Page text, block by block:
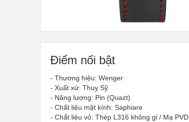
Điểm nổi bật
- Thương hiệu: Wenger
- Xuất xứ: Thuỵ Sỹ
- Năng lượng: Pin (Quazt)
- Chất liệu mặt kính: Saphiare
- Chất liệu vỏ: Thép L316 không gỉ / Mạ PVD